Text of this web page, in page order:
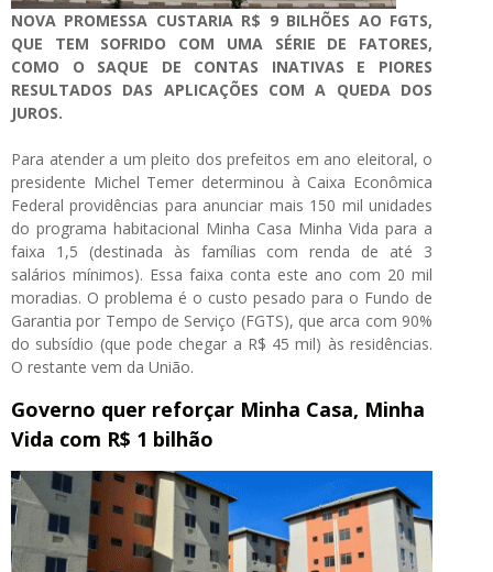
NOVA PROMESSA CUSTARIA R$ 9 BILHÕES AO FGTS,
QUE TEM SOFRIDO COM UMA SÉRIE DE FATORES,
COMO O SAQUE DE CONTAS INATIVAS E PIORES
RESULTADOS DAS APLICAÇÕES COM A QUEDA DOS
JUROS.
Para atender a um pleito dos prefeitos em ano eleitoral, o
presidente Michel Temer determinou à Caixa Econômica
Federal providências para anunciar mais 150 mil unidades
do programa habitacional Minha Casa Minha Vida para a
faixa 1,5 (destinada às famílias com renda de até 3
salários mínimos). Essa faixa conta este ano com 20 mil
moradias. O problema é o custo pesado para o Fundo de
Garantia por Tempo de Serviço (FGTS), que arca com 90%
do subsídio (que pode chegar a R$ 45 mil) às residências.
O restante vem da União.
Governo quer reforçar Minha Casa, Minha
Vida com R$ 1 bilhão